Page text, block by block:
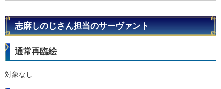
志麻しのじさん担当のサーヴァント
通常再臨絵
対象なし